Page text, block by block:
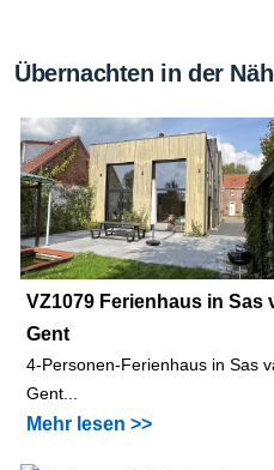
Übernachten in der
VZ1079 Ferienhaus in Sas
Gent
4-Personen-Ferienhaus in Sas
Gent...
Mehr lesen >>